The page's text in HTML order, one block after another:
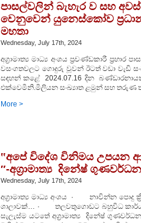
පාසල්වලින් බැහැර ව සහ
වෙනුවෙන් යුනෙස්කෝව ප්‍රධාන
මහතා
Wednesday, July 17th, 2024
අග්‍රාමාත්‍ය මාධ්‍ය අංශය ප්‍රචණ්ඩකාරී
වසංගතවලට ගොදුරු වූවන් ඊටත් වඩා වැඩි
සඳහන් කළේ 2024.07.16 දින
එක්වෙමිනි.මිලියන සංඛ්‍යාත ළමුන් සහ තරුණ
More >
‟අපේ විදේශ විනිමය උපයන
″-අග්‍රාමාත්‍ය දිනේෂ්
Wednesday, July 17th, 2024
අග්‍රාමාත්‍ය මාධ්‍ය අංශය · නාවින්න පොදු
ශාලාවක්… · තලවතුගොඩට බහුවිධ කාර්ය
සැලැස්ම යටතේ අග්‍රාමාත්‍ය දිනේෂ්